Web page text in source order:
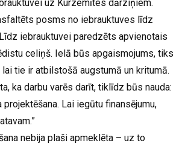
uz Kurzemītes dārziņiem.
posms no iebrauktuves līdz
iebrauktuvei paredzēts apvienotais
celiņš. Ielā būs apgaismojums, tiks
tie ir atbilstošā augstumā un kritumā.
ka darbu varēs darīt, tiklīdz būs nauda:
projektēšana. Lai iegūtu finansējumu,
nebija plaši apmeklēta – uz to